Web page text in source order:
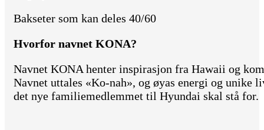
Bakseter som kan deles 40/60
Hvorfor navnet KONA?
Navnet KONA henter inspirasjon fra Hawaii og
Navnet uttales «Ko-nah», og øyas energi og unike
det nye familiemedlemmet til Hyundai skal stå for.